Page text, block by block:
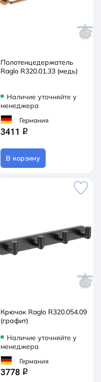
Полотенцедержатель
Raglo R320.01.33 (медь)
Наличие уточняйте у
менеджера
Германия
3411 q
В корзину
Крючок Raglo R320.054.09
(графит)
Наличие уточняйте у
менеджера
Германия
3778 q